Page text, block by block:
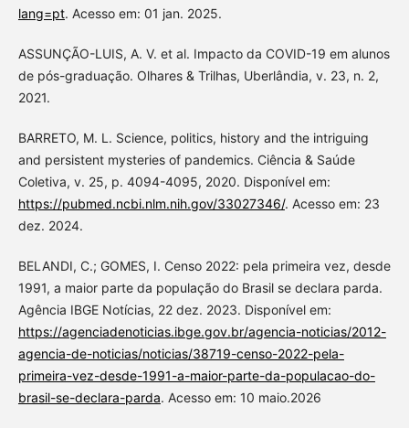
lang=pt. Acesso em: 01 jan. 2025.
ASSUNÇÃO-LUIS, A. V. et al. Impacto da COVID-19 em alunos
de pós-graduação. Olhares & Trilhas, Uberlândia, v. 23, n. 2,
2021.
BARRETO, M. L. Science, politics, history and the intriguing
and persistent mysteries of pandemics. Ciência & Saúde
Coletiva, v. 25, p. 4094-4095, 2020. Disponível em:
https://pubmed.ncbi.nlm.nih.gov/33027346/. Acesso em: 23
dez. 2024.
BELANDI, C.; GOMES, I. Censo 2022: pela primeira vez, desde
1991, a maior parte da população do Brasil se declara parda.
Agência IBGE Notícias, 22 dez. 2023. Disponível em:
https://agenciadenoticias.ibge.gov.br/agencia-noticias/2012-
agencia-de-noticias/noticias/38719-censo-2022-pela-
primeira-vez-desde-1991-a-maior-parte-da-populacao-do-
brasil-se-declara-parda. Acesso em: 10 maio.2026